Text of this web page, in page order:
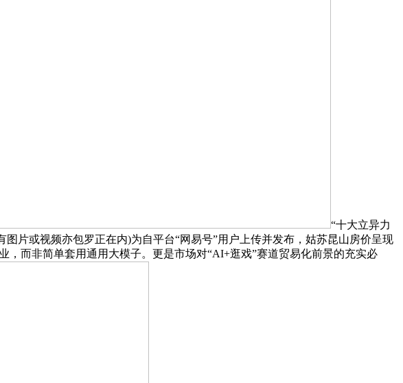
“十大立异力
片或视频亦包罗正在内)为自平台“网易号”用户上传并发布，姑苏昆山房价呈现
而非简单套用通用大模子。更是市场对“AI+逛戏”赛道贸易化前景的充实必